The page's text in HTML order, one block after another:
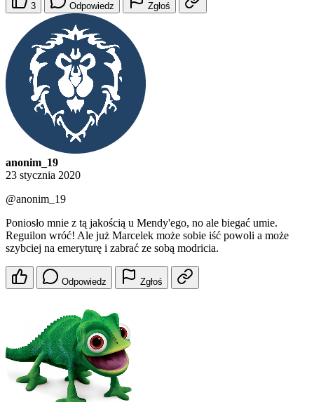
3 Odpowiedz Zgłoś
anonim_19
23 stycznia 2020
@anonim_19
Poniosło mnie z tą jakością u Mendy'ego, no ale biegać umie.
Reguilon wróć! Ale już Marcelek może sobie iść powoli a może
szybciej na emeryturę i zabrać ze sobą modricia.
Odpowiedz Zgłoś